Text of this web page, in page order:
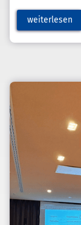
weiterlesen